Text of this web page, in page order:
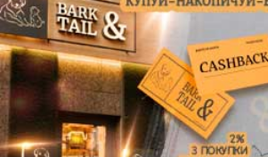
Забули пароль?